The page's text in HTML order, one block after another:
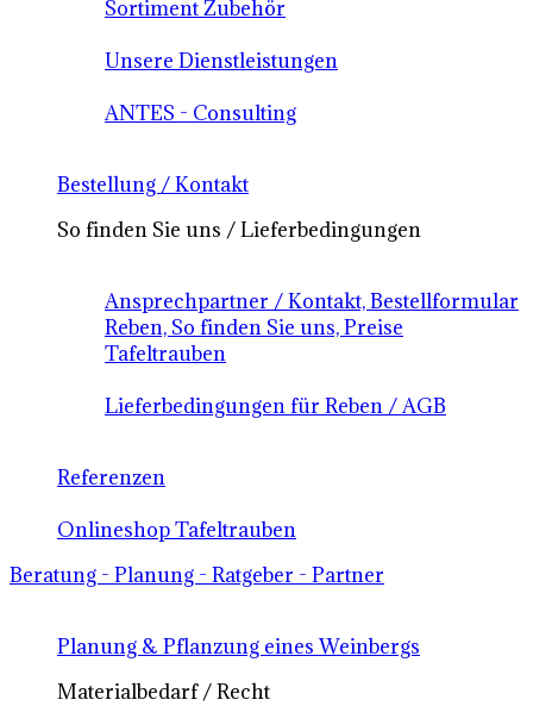
Sortiment Zubehör
Unsere Dienstleistungen
ANTES - Consulting
Bestellung / Kontakt
So finden Sie uns / Lieferbedingungen
Ansprechpartner / Kontakt, Bestellformular
Reben, So finden Sie uns, Preise
Tafeltrauben
Lieferbedingungen für Reben / AGB
Referenzen
Onlineshop Tafeltrauben
Beratung - Planung - Ratgeber - Partner
Planung & Pflanzung eines Weinbergs
Materialbedarf / Recht